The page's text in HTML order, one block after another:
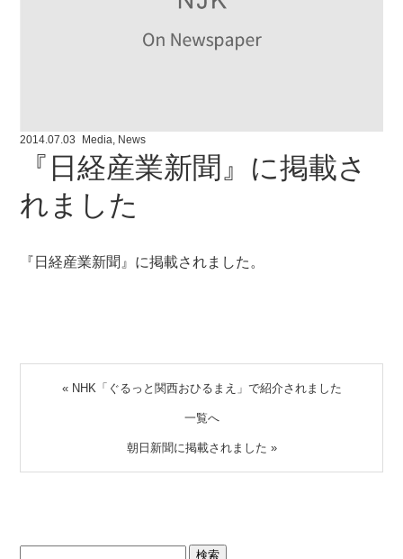
2014.07.03 Media, News
『日経産業新聞』に掲載さ
れました
『日経産業新聞』に掲載されました。
« NHK「ぐるっと関西おひるまえ」で紹介されました
一覧へ
朝日新聞に掲載されました »
検